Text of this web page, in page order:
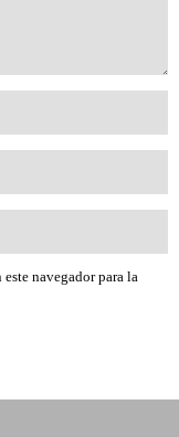
navegador para la